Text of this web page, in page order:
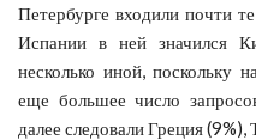
Петербурге входили почти
Испании в ней значился
несколько иной, поскольку
еще большее число
далее следовали Греция